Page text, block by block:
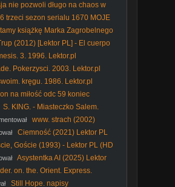
nie pozwoli długo na chaos w
#Rosja #PiS #Tusk #polityka
trzeci sezon serialu 1670 MOJE
książkę Marka Zagrobelnego
(2012) [Lektor PL] - El cuerpo
3. 1996. Lektor.pl
Pokerzysci. 2003. Lektor.pl
kręgu. 1986. Lektor.pl
na miłość odc 59 koniec
S. KING. - Miasteczko Salem.
www. strach (2002)
Ciemność (2021) Lektor PL
Goście (1993) - Lektor PL (HD
Asystentka AI (2025) Lektor
on. the. Orient. Express.
2017. Lektor.pl
Still Hope. napisy